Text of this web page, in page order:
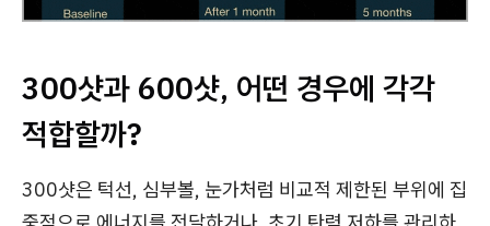
300샷과 600샷, 어떤 경우에 각각
적합할까?
300샷은 턱선, 심부볼, 눈가처럼 비교적 제한된 부위에 집